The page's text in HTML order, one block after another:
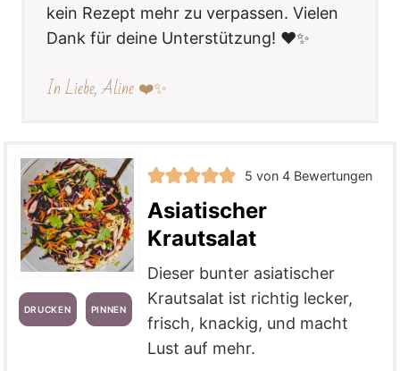
kein Rezept mehr zu verpassen. Vielen
Dank für deine Unterstützung! ❤️✨
In Liebe, Aline ❤️✨
DRUCKEN PINNEN
5 von4 Bewertungen
Asiatischer
Krautsalat
Dieser bunter asiatischer
Krautsalat ist richtig lecker,
frisch, knackig, und macht
Lust auf mehr.